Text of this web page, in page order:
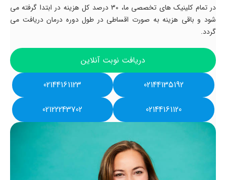
در تمام کلینیک های تخصصی ما، 30 درصد کل هزینه در ابتدا گرفته می
شود و باقی هزینه به صورت اقساطی در طول دوره درمان دریافت می
گردد.
دریافت نوبت آنلاین
02144135192
02144161123
02144161120
02122243702